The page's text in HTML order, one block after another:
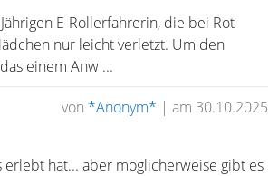
E-Rollerfahrerin, die bei Rot
nur leicht verletzt. Um den
einem Anw ...
von *Anonym* | am 30.10.2025
erlebt hat... aber möglicherweise gibt es